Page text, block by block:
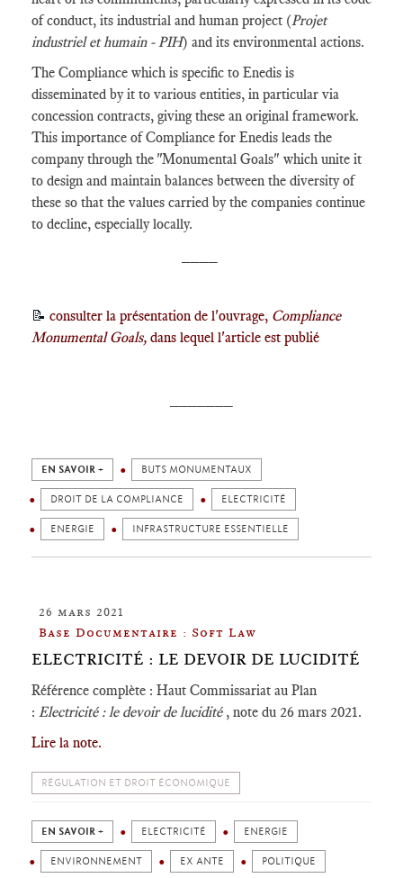
of conduct, its industrial and human project (Projet
industriel et humain - PIH) and its environmental actions.
The Compliance which is specific to Enedis is
disseminated by it to various entities, in particular via
concession contracts, giving these an original framework.
This importance of Compliance for Enedis leads the
company through the "Monumental Goals" which unite it
to design and maintain balances between the diversity of
these so that the values carried by the companies continue
to decline, especially locally.
📝 consulter la présentation de l'ouvrage, Compliance
Monumental Goals, dans lequel l'article est publié
EN SAVOIR + BUTS MONUMENTAUX
DROIT DE LA COMPLIANCE ELECTRICITÉ
ENERGIE INFRASTRUCTURE ESSENTIELLE
26 mars 2021
Base Documentaire : Soft Law
ELECTRICITÉ : LE DEVOIR DE LUCIDITÉ
Référence complète : Haut Commissariat au Plan
: Electricité : le devoir de lucidité , note du 26 mars 2021.
Lire la note.
RÉGULATION ET DROIT ÉCONOMIQUE
EN SAVOIR + ELECTRICITÉ ENERGIE
ENVIRONNEMENT EX ANTE POLITIQUE